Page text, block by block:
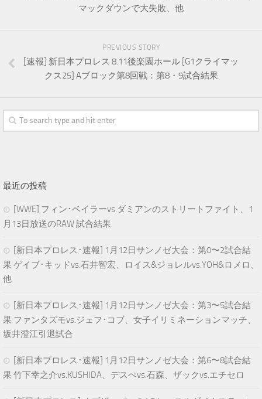
マックダウンで大失敗、他
PREVIOUS STORY
[速報] 新日本プロレス 8.11後楽園ホール [G1クライマッ
クス25] Aブロック第8回戦：第8・9試合結果
最近の投稿
[WWE] フィン･ベイラーvs.ダミアンのストリートファイト、1
月13日放送のRAW 試合結果
[新日本プロレス･速報] 1月12日サンノゼ大会：第0〜2試合結
果 ゲイブ･キッドvs.石井智宏、ロイス&ジョレルvs.YOH&ロメロ、
他
[新日本プロレス･速報] 1月12日サンノゼ大会：第3〜5試合結
果 ファンタズモvs.ジェフ･コブ、女子イリミネーションマッチ、
坂井澄江引退試合
[新日本プロレス･速報] 1月12日サンノゼ大会：第6〜8試合結
果 竹下幸之介vs.KUSHIDA、デスぺvs.石森、ザックvs.エチセロ